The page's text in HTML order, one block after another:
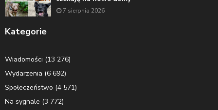
7 sierpnia 2026
Kategorie
Wiadomości (13 276)
Wydarzenia (6 692)
Społeczeństwo (4 571)
Na sygnale (3 772)